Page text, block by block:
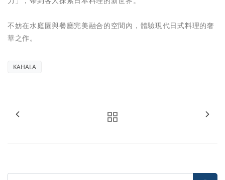
不妨在水庭園與餐廳完美融合的空間內，體驗現代日式料理的奢
華之作。
KAHALA